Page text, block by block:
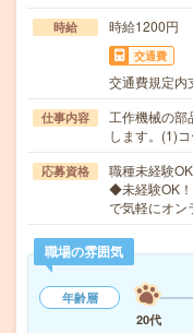
時給 時給1200円
交通費
交通費規定内
仕事内容
工作機械の部
します。(1)
応募資格
職種未経験
◆未経験OK
で気軽にオ
職場の雰囲気
年齢層
20代